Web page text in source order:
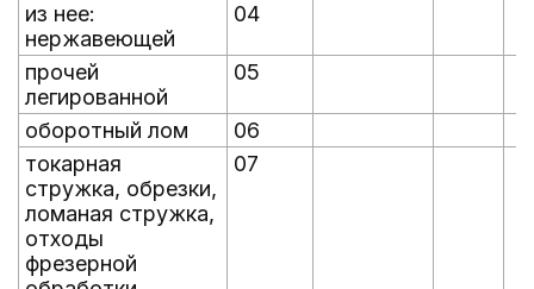
из нее:
нержавеющей
04
прочей
легированной
05
оборотный лом
06
токарная
стружка, обрезки,
ломаная стружка,
отходы
фрезерной
07